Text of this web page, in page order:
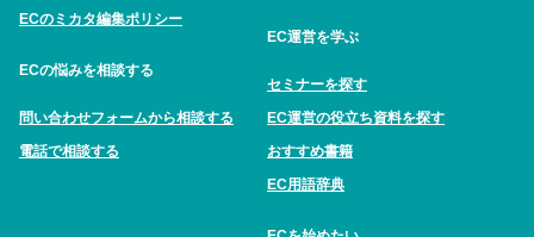
ECのミカタ編集ポリシー
ECの悩みを相談する
問い合わせフォームから相談する
電話で相談する
EC運営を学ぶ
セミナーを探す
EC運営の役立ち資料を探す
おすすめ書籍
EC用語辞典